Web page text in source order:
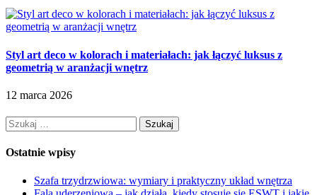
Styl art deco w kolorach i materiałach: jak łączyć luksus z
geometrią w aranżacji wnętrz
12 marca 2026
Szukaj:
Ostatnie wpisy
Szafa trzydrzwiowa: wymiary i praktyczny układ wnętrza